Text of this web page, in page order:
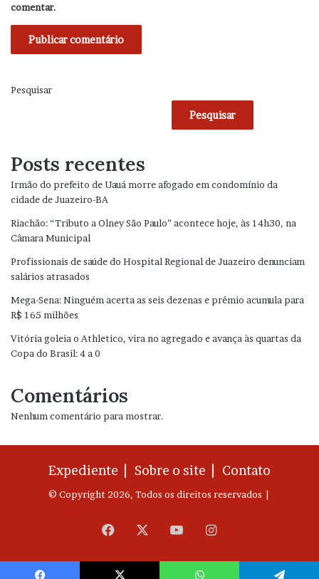
comentar.
Pesquisar
Pesquisar
Posts recentes
Irmão do prefeito de Uauá morre afogado em condomínio da
cidade de Juazeiro-BA
Riachão: “Tributo a Olney São Paulo” acontece hoje, às 14h30, na
Câmara Municipal
Profissionais de saúde do Hospital Regional de Juazeiro denunciam
salários atrasados
Mega-Sena: Ninguém acerta as seis dezenas e prêmio acumula para
R$ 165 milhões
Vitória goleia o Athletico, vira no agregado e avança às quartas da
Copa do Brasil: 4 a 0
Comentários
Nenhum comentário para mostrar.
Expediente | Sobre o site | Contato
© Copyright 2026, Todos os direitos reservados |
Facebook YouTubeInstagram